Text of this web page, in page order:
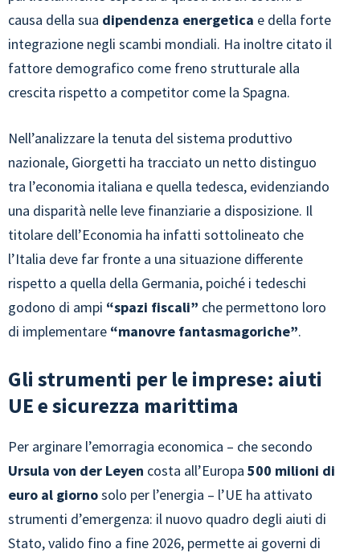
causa della sua dipendenza energetica e della forte
integrazione negli scambi mondiali. Ha inoltre citato il
fattore demografico come freno strutturale alla
crescita rispetto a competitor come la Spagna.
Nell’analizzare la tenuta del sistema produttivo
nazionale, Giorgetti ha tracciato un netto distinguo
tra l’economia italiana e quella tedesca, evidenziando
una disparità nelle leve finanziarie a disposizione. Il
titolare dell’Economia ha infatti sottolineato che
l’Italia deve far fronte a una situazione differente
rispetto a quella della Germania, poiché i tedeschi
godono di ampi “spazi fiscali” che permettono loro
di implementare “manovre fantasmagoriche”.
Gli strumenti per le imprese: aiuti
UE e sicurezza marittima
Per arginare l’emorragia economica – che secondo
Ursula von der Leyen costa all’Europa 500 milioni di
euro al giornosolo per l’energia – l’UE ha attivato
strumenti d’emergenza: il nuovo quadro degli aiuti di
Stato, valido fino a fine 2026, permette ai governi di